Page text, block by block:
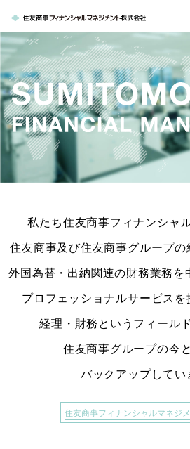
私たち住友商事フィナンシャ
住友商事及び住友商事グループ
外国為替・出納関連の財務業務を
プロフェッショナルサービスを
経理・財務というフィール
住友商事グループの今
バックアップしてい
住友商事フィナンシャルマネジ